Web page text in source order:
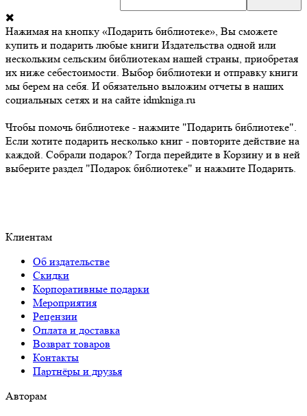
Нажимая на кнопку «Подарить библиотеке», Вы сможете
купить и подарить любые книги Издательства одной или
нескольким сельским библиотекам нашей страны, приобретая
их ниже себестоимости. Выбор библиотеки и отправку книги
мы берем на себя. И обязательно выложим отчеты в наших
социальных сетях и на сайте idmkniga.ru
Чтобы помочь библиотеке - нажмите "Подарить библиотеке".
Если хотите подарить несколько книг - повторите действие на
каждой. Собрали подарок? Тогда перейдите в Корзину и в ней
выберите раздел "Подарок библиотеке" и нажмите Подарить.
Клиентам
Об издательстве
Скидки
Корпоративные подарки
Мероприятия
Рецензии
Оплата и доставка
Возврат товаров
Контакты
Партнёры и друзья
Авторам